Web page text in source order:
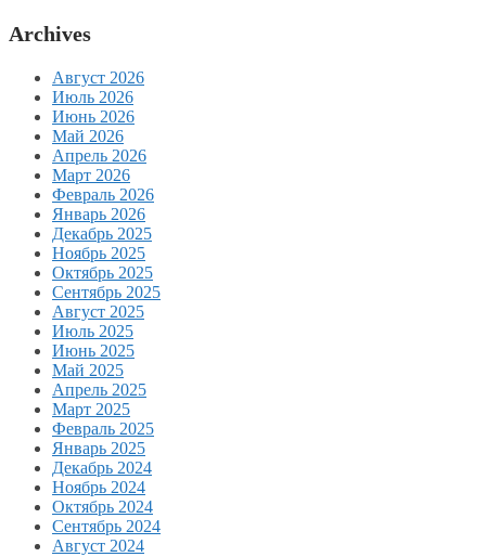
Archives
Август 2026
Июль 2026
Июнь 2026
Май 2026
Апрель 2026
Март 2026
Февраль 2026
Январь 2026
Декабрь 2025
Ноябрь 2025
Октябрь 2025
Сентябрь 2025
Август 2025
Июль 2025
Июнь 2025
Май 2025
Апрель 2025
Март 2025
Февраль 2025
Январь 2025
Декабрь 2024
Ноябрь 2024
Октябрь 2024
Сентябрь 2024
Август 2024